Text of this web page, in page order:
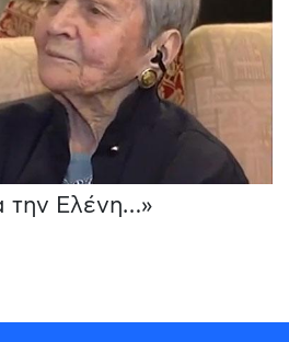
την Ελένη…»